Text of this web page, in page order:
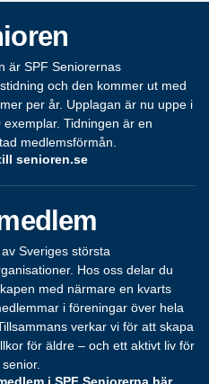
är SPF Seniorernas
och den kommer ut med
per år. Upplagan är nu uppe i
exemplar. Tidningen är en
medlemsförmån.
senioren.se
Sveriges största
Hos oss delar du
med närmare en kvarts
i föreningar över hela
verkar vi för att skapa
för äldre – och ett aktivt liv för